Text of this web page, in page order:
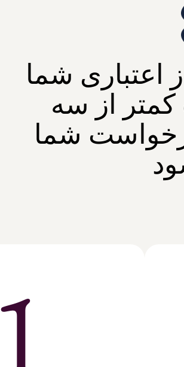
اعتباری شما
از سه
شما
1